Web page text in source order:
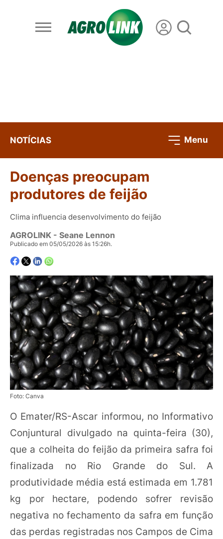
NOTÍCIAS Menu
Doenças preocupam
produtores de feijão
Clima influencia desenvolvimento do feijão
AGROLINK - Seane Lennon
Publicado em 05/05/2026 às 15:26h.
Foto: Canva
O Emater/RS-Ascar informou, no Informativo
Conjuntural divulgado na quinta-feira (30),
que a colheita do feijão da primeira safra foi
finalizada no Rio Grande do Sul. A
produtividade média está estimada em 1.781
kg por hectare, podendo sofrer revisão
negativa no fechamento da safra em função
das perdas registradas nos Campos de Cima